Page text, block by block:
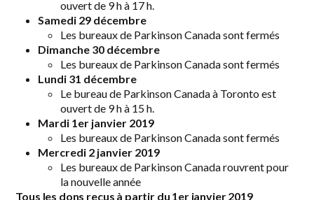
ouvert de 9 h à 17 h.
Samedi 29 décembre
Les bureaux de Parkinson Canada sont fermés
Dimanche 30 décembre
Les bureaux de Parkinson Canada sont fermés
Lundi 31 décembre
Le bureau de Parkinson Canada à Toronto est
ouvert de 9 h à 15 h.
Mardi 1er janvier 2019
Les bureaux de Parkinson Canada sont fermés
Mercredi 2 janvier 2019
Les bureaux de Parkinson Canada rouvrent pour
la nouvelle année
Tous les dons reçus à partir du 1er janvier 2019